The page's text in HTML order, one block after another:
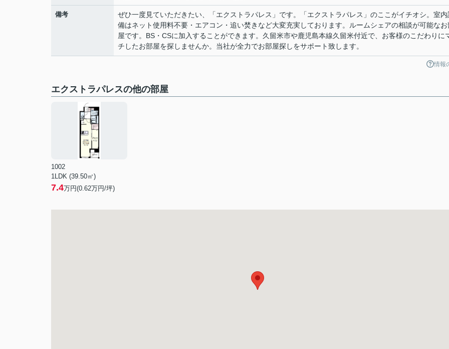
備考
ぜひ一度見ていただきたい、「エクストラパレス」です。「エクストラパレス」のここがイチオシ。室内
備はネット使用料不要・エアコン・追い焚きなど大変充実しております。ルームシェアの相談が可能なお
屋です。BS・CSに加入することができます。久留米市や鹿児島本線久留米付近で、お客様のこだわりに
チしたお部屋を探しませんか。当社が全力でお部屋探しをサポート致します。
情報
エクストラパレスの他の部屋
1002
1LDK (39.50㎡)
7.4万円(0.62万円/坪)